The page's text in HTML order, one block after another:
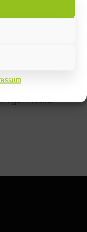
Betreiber
Dritter beachtet.
Inhalte